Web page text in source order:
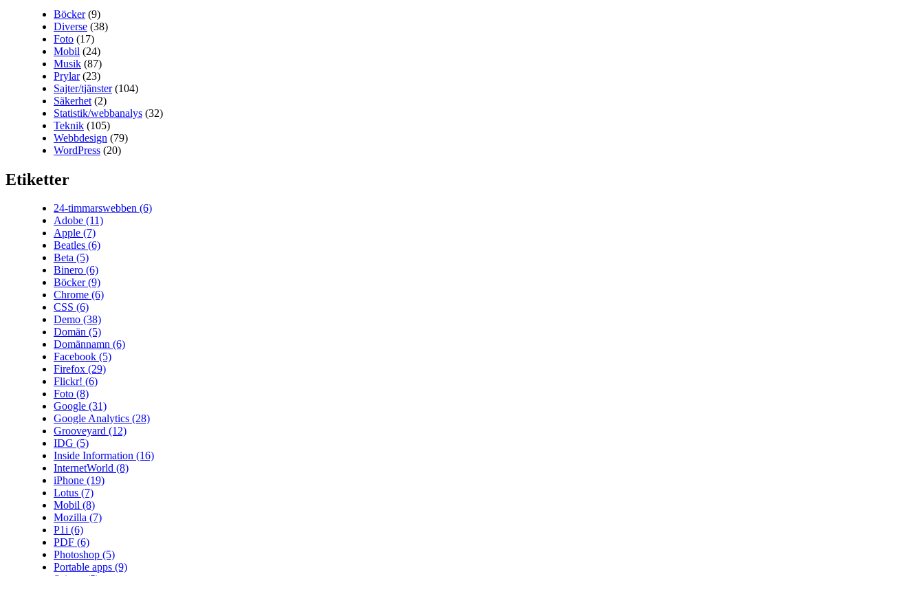
Böcker(9)
Diverse (38)
Foto (17)
Mobil (24)
Musik (87)
Prylar(23)
Sajter/tjänster(104)
Säkerhet (2)
Statistik/webbanalys (32)
Teknik (105)
Webbdesign (79)
WordPress (20)
Etiketter
24-timmarswebben (6)
Adobe (11)
Apple (7)
Beatles (6)
Beta (5)
Binero (6)
Böcker(9)
Chrome (6)
CSS (6)
Demo (38)
Domän (5)
Domännamn (6)
Facebook (5)
Firefox (29)
Flickr! (6)
Foto (8)
Google (31)
Google Analytics (28)
Grooveyard (12)
IDG (5)
Inside Information (16)
InternetWorld (8)
iPhone (19)
Lotus (7)
Mobil (8)
Mozilla (7)
P1i (6)
PDF (6)
Photoshop (5)
Portable apps (9)
Saigon
(5)